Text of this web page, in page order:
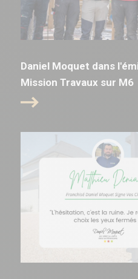
Daniel Moquet dans
Mission Travaux sur M6